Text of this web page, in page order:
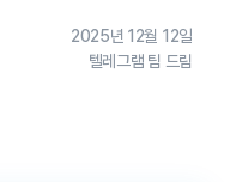
2025년 12월 12일
텔레그램 팀 드림